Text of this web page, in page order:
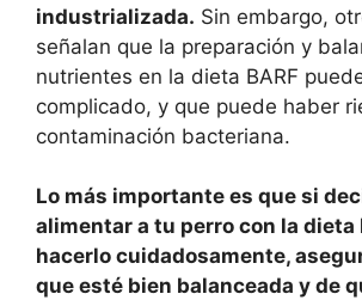
industrializada. Sin embargo,
señalan que la preparación y
nutrientes en la dieta BARF
complicado, y que puede haber
contaminación bacteriana.
Lo más importante es que si
alimentar a tu perro con la dieta
hacerlo cuidadosamente,
que esté bien balanceada y de